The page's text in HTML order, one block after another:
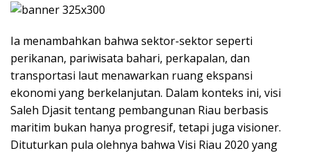
Ia menambahkan bahwa sektor-sektor seperti
perikanan, pariwisata bahari, perkapalan, dan
transportasi laut menawarkan ruang ekspansi
ekonomi yang berkelanjutan. Dalam konteks ini, visi
Saleh Djasit tentang pembangunan Riau berbasis
maritim bukan hanya progresif, tetapi juga visioner.
Dituturkan pula olehnya bahwa Visi Riau 2020 yang